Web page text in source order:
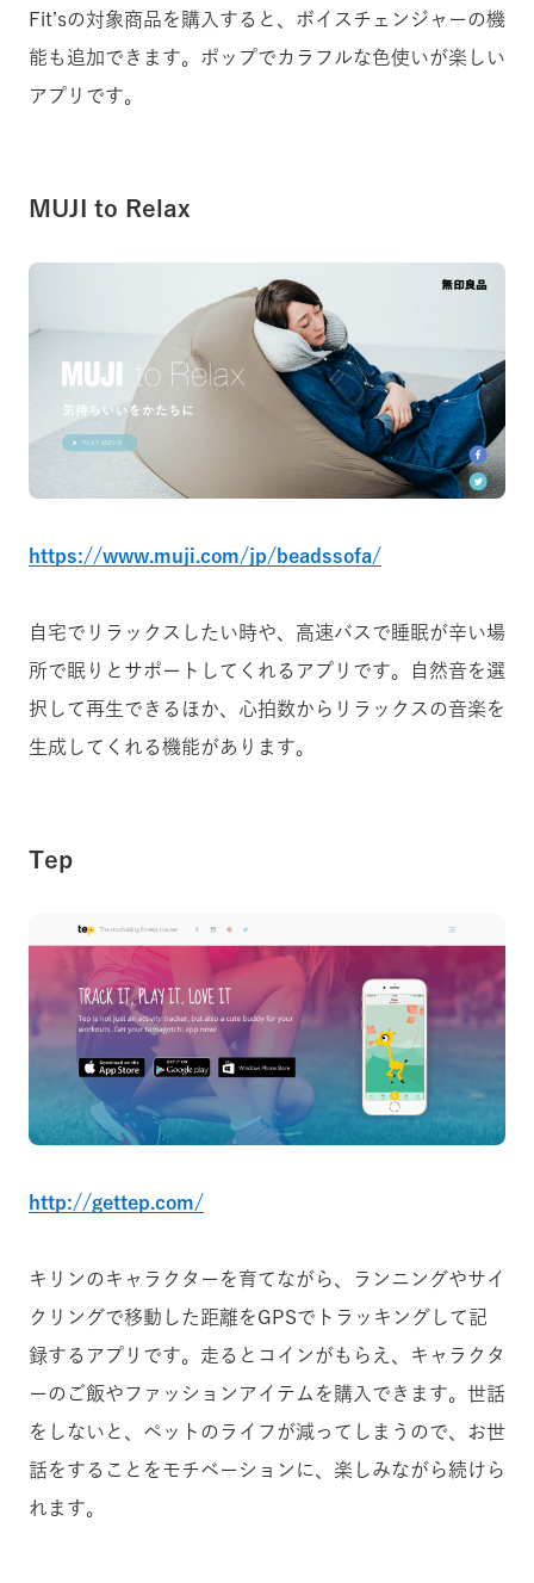
Fit’sの対象商品を購入すると、ボイスチェンジャーの機
能も追加できます。ポップでカラフルな色使いが楽しい
アプリです。
MUJI to Relax
https://www.muji.com/jp/beadssofa/
自宅でリラックスしたい時や、高速バスで睡眠が辛い場
所で眠りとサポートしてくれるアプリです。自然音を選
択して再生できるほか、心拍数からリラックスの音楽を
生成してくれる機能があります。
Tep
http://gettep.com/
キリンのキャラクターを育てながら、ランニングやサイ
クリングで移動した距離をGPSでトラッキングして記
録するアプリです。走るとコインがもらえ、キャラクタ
ーのご飯やファッションアイテムを購入できます。世話
をしないと、ペットのライフが減ってしまうので、お世
話をすることをモチベーションに、楽しみながら続けら
れます。